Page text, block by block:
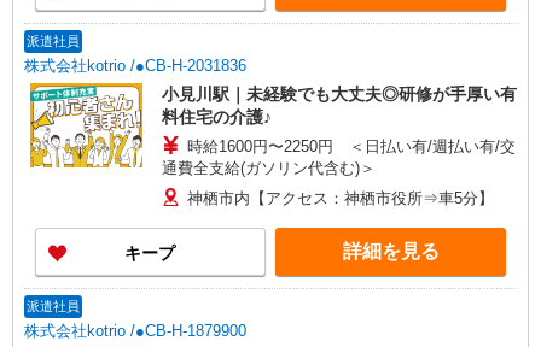
派遣社員
株式会社kotrio /●CB-H-2031836
小見川駅｜未経験でも大丈夫◎研修が手厚い有
料住宅の介護♪
時給1600円〜2250円 ＜日払い有/週払い有/交
通費全支給(ガソリン代含む)＞
神栖市内【アクセス：神栖市役所⇒車5分】
キープ 詳細を見る
派遣社員
株式会社kotrio /●CB-H-1879900